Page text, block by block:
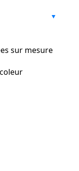
sur mesure